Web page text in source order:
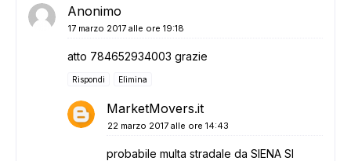
Anonimo
17 marzo 2017 alle ore 19:18
atto 784652934003 grazie
Rispondi Elimina
MarketMovers.it
22 marzo 2017 alle ore 14:43
probabile multa stradale da SIENA SI